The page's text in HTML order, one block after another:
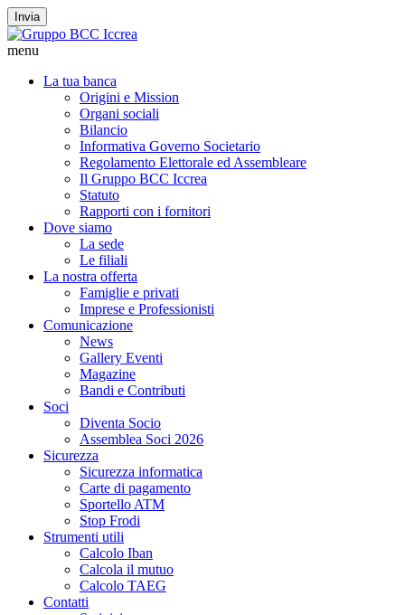
Invia
menu
La tua banca
Origini e Mission
Organi sociali
Bilancio
Informativa Governo Societario
Regolamento Elettorale ed Assembleare
Il Gruppo BCC Iccrea
Statuto
Rapporti con i fornitori
Dove siamo
La sede
Le filiali
La nostra offerta
Famiglie e privati
Imprese e Professionisti
Comunicazione
News
Gallery Eventi
Magazine
Bandi e Contributi
Soci
Diventa Socio
Assemblea Soci 2026
Sicurezza
Sicurezza informatica
Carte di pagamento
Sportello ATM
Stop Frodi
Strumenti utili
Calcolo Iban
Calcola il mutuo
Calcolo TAEG
Contatti